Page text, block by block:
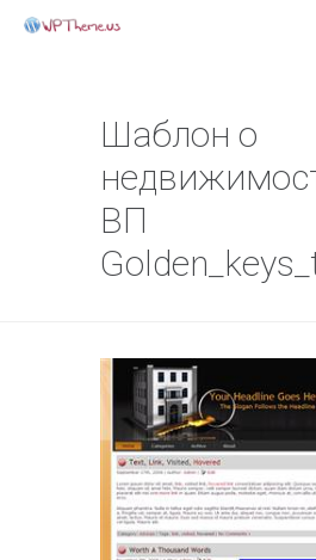
Шаблон о
ВП